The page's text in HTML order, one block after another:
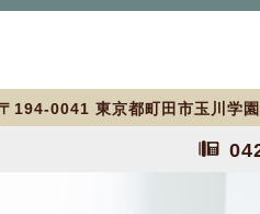
0041 東京都町田市玉川学